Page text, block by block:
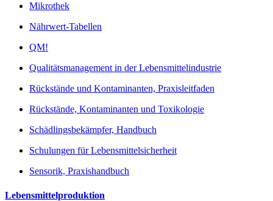
Mikrothek
Nährwert-Tabellen
QM!
Qualitätsmanagement in der Lebensmittelindustrie
Rückstände und Kontaminanten, Praxisleitfaden
Rückstände, Kontaminanten und Toxikologie
Schädlingsbekämpfer, Handbuch
Schulungen für Lebensmittelsicherheit
Sensorik, Praxishandbuch
Lebensmittelproduktion